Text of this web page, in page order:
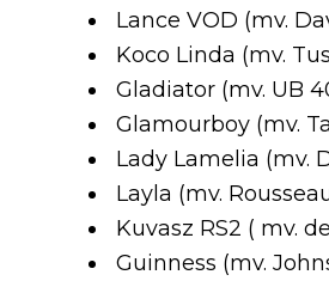
Lance VOD (mv.
Koco Linda (mv.
Gladiator (mv. UB
Glamourboy (mv.
Lady Lamelia (mv.
Layla (mv.
Kuvasz RS2 ( mv.
Guinness (mv.